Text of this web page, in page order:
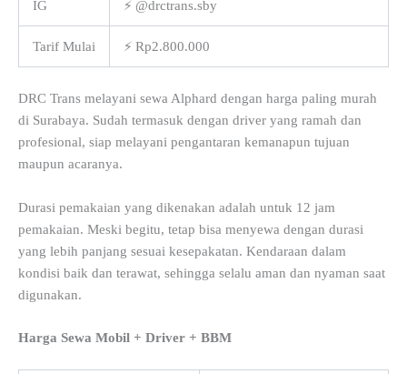
IG ⚡ @drctrans.sby
Tarif Mulai ⚡ Rp2.800.000
DRC Trans melayani sewa Alphard dengan harga paling murah
di Surabaya. Sudah termasuk dengan driver yang ramah dan
profesional, siap melayani pengantaran kemanapun tujuan
maupun acaranya.
Durasi pemakaian yang dikenakan adalah untuk 12 jam
pemakaian. Meski begitu, tetap bisa menyewa dengan durasi
yang lebih panjang sesuai kesepakatan. Kendaraan dalam
kondisi baik dan terawat, sehingga selalu aman dan nyaman saat
digunakan.
Harga Sewa Mobil + Driver + BBM